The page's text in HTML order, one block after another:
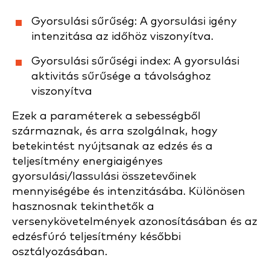
Gyorsulási sűrűség: A gyorsulási igény
intenzitása az időhöz viszonyítva.
Gyorsulási sűrűségi index: A gyorsulási
aktivitás sűrűsége a távolsághoz
viszonyítva
Ezek a paraméterek a sebességből
származnak, és arra szolgálnak, hogy
betekintést nyújtsanak az edzés és a
teljesítmény energiaigényes
gyorsulási/lassulási összetevőinek
mennyiségébe és intenzitásába. Különösen
hasznosnak tekinthetők a
versenykövetelmények azonosításában és az
edzésfúró teljesítmény későbbi
osztályozásában.